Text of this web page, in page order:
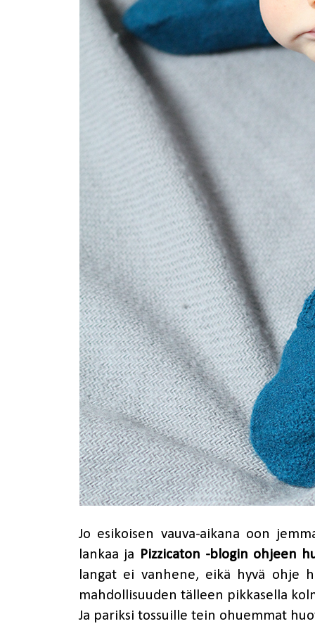
Jo esikoisen vauva-aikana oon
lankaa ja Pizzicaton -blogin ohjeen
langat ei vanhene, eikä hyvä ohje
mahdollisuuden tälleen pikkasella
Ja pariksi tossuille tein ohuemmat